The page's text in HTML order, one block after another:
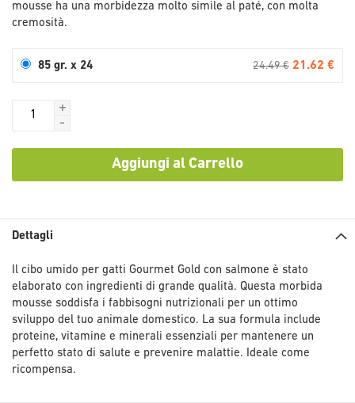
mousse ha una morbidezza molto simile al paté, con molta
cremosità.
85 gr. x 24 24.49 € 21.62 €
+
-
Aggiungi al Carrello
immagini
Dettagli
Il cibo umido per gatti Gourmet Gold con salmone è stato
elaborato con ingredienti di grande qualità. Questa morbida
mousse soddisfa i fabbisogni nutrizionali per un ottimo
sviluppo del tuo animale domestico. La sua formula include
proteine, vitamine e minerali essenziali per mantenere un
perfetto stato di salute e prevenire malattie. Ideale come
ricompensa.